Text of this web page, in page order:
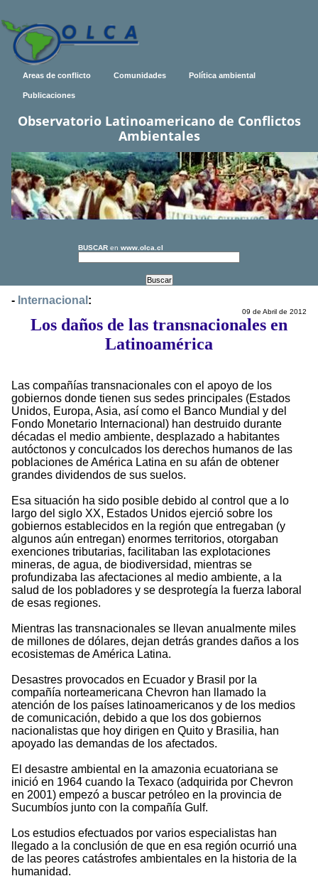
Areas de conflicto Comunidades Política ambiental
Publicaciones
Observatorio Latinoamericano de Conflictos
Ambientales
BUSCAR en www.olca.cl
- Internacional :
09 de Abril de 2012
Los daños de las transnacionales en
Latinoamérica
Las compañías transnacionales con el apoyo de los
gobiernos donde tienen sus sedes principales (Estados
Unidos, Europa, Asia, así como el Banco Mundial y del
Fondo Monetario Internacional) han destruido durante
décadas el medio ambiente, desplazado a habitantes
autóctonos y conculcados los derechos humanos de las
poblaciones de América Latina en su afán de obtener
grandes dividendos de sus suelos.
Esa situación ha sido posible debido al control que a lo
largo del siglo XX, Estados Unidos ejerció sobre los
gobiernos establecidos en la región que entregaban (y
algunos aún entregan) enormes territorios, otorgaban
exenciones tributarias, facilitaban las explotaciones
mineras, de agua, de biodiversidad, mientras se
profundizaba las afectaciones al medio ambiente, a la
salud de los pobladores y se desprotegía la fuerza laboral
de esas regiones.
Mientras las transnacionales se llevan anualmente miles
de millones de dólares, dejan detrás grandes daños a los
ecosistemas de América Latina.
Desastres provocados en Ecuador y Brasil por la
compañía norteamericana Chevron han llamado la
atención de los países latinoamericanos y de los medios
de comunicación, debido a que los dos gobiernos
nacionalistas que hoy dirigen en Quito y Brasilia, han
apoyado las demandas de los afectados.
El desastre ambiental en la amazonia ecuatoriana se
inició en 1964 cuando la Texaco (adquirida por Chevron
en 2001) empezó a buscar petróleo en la provincia de
Sucumbíos junto con la compañía Gulf.
Los estudios efectuados por varios especialistas han
llegado a la conclusión de que en esa región ocurrió una
de las peores catástrofes ambientales en la historia de la
humanidad.